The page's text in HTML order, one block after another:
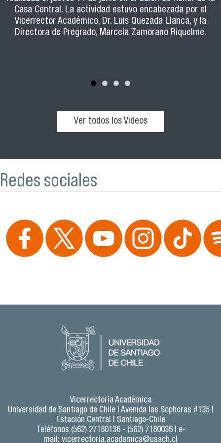
Casa Central. La actividad estuvo encabezada por el
Vicerrector Académico, Dr. Luis Quezada Llanca, y la
Directora de Pregrado, Marcela Zamorano Riquelme.
Feria Expo-Usach y conocer la oferta académica,
beneficios y todo lo que ofrece nuestra casa de estudios.
habilidades pedagógicas.
orientado a potenciar el rol de los y las estudiantes de la
Usach que ejercen ayudantías en distintas carreras.
Ver todos los Videos
Redes sociales
Vicerrectoría Académica
Universidad de Santiago de Chile | Avenida las Sophoras #135 |
Estación Central | Santiago-Chile
Teléfonos (562) 27180136 - (562) 7180036 | e-
mail: vicerrectoria.academica@usach.cl